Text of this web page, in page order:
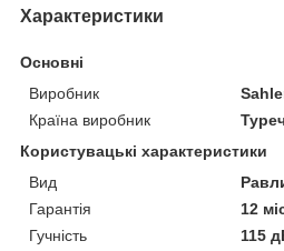
Характеристики
Основні
Виробник
Країна виробник
Користувацькi характеристики
Вид
Гарантія
12
Гучність
115